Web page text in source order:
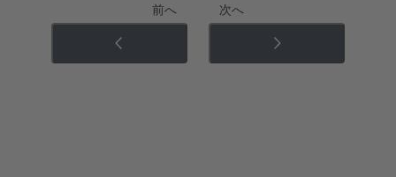
前へ 次へ